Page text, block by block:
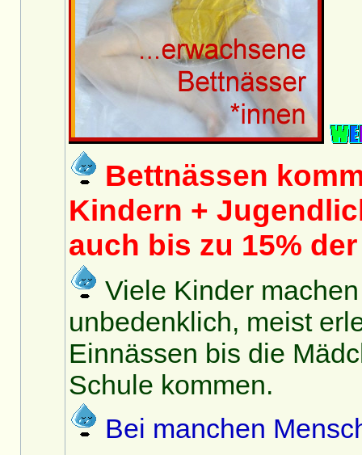
Bettnässen
Kindern +
auch bis zu 15%
Viele Kinder
unbedenklich, meist
Einnässen bis die
Schule kommen.
Bei manchen